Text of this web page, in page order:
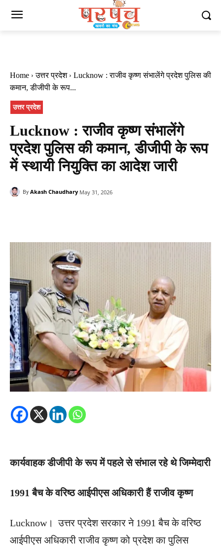
Home उत्तर प्रदेश
Lucknow : राजीव कृष्ण संभालेंगे प्रदेश पुलिस की
कमान, डीजीपी के रूप...
उत्तर प्रदेश
Lucknow : राजीव कृष्ण संभालेंगे
प्रदेश पुलिस की कमान, डीजीपी के रूप
में स्थायी नियुक्ति का आदेश जारी
By Akash Chaudhary May 31, 2026
कार्यवाहक डीजीपी के रूप में पहले से संभाल रहे थे जिम्मेदारी
1991 बैच के वरिष्ठ आईपीएस अधिकारी हैं राजीव कृष्ण
Lucknow। उत्तर प्रदेश सरकार ने 1991 बैच के वरिष्ठ
आईपीएस अधिकारी राजीव कृष्ण को प्रदेश का पुलिस